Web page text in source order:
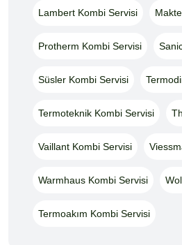
Lambert Kombi Servisi
Protherm Kombi Servisi
Süsler Kombi Servisi
Termoteknik Kombi Servisi
Vaillant Kombi Servisi
Warmhaus Kombi Servisi
Termoakım Kombi Servisi